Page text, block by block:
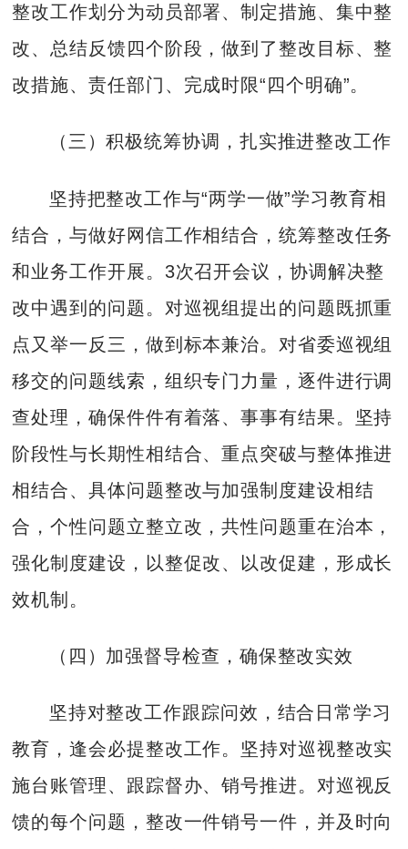
整改工作划分为动员部署、制定措施、集中整
改、总结反馈四个阶段，做到了整改目标、整
改措施、责任部门、完成时限“四个明确”。
（三）积极统筹协调，扎实推进整改工作
坚持把整改工作与“两学一做”学习教育相
结合，与做好网信工作相结合，统筹整改任务
和业务工作开展。3次召开会议，协调解决整
改中遇到的问题。对巡视组提出的问题既抓重
点又举一反三，做到标本兼治。对省委巡视组
移交的问题线索，组织专门力量，逐件进行调
查处理，确保件件有着落、事事有结果。坚持
阶段性与长期性相结合、重点突破与整体推进
相结合、具体问题整改与加强制度建设相结
合，个性问题立整立改，共性问题重在治本，
强化制度建设，以整促改、以改促建，形成长
效机制。
（四）加强督导检查，确保整改实效
坚持对整改工作跟踪问效，结合日常学习
教育，逢会必提整改工作。坚持对巡视整改实
施台账管理、跟踪督办、销号推进。对巡视反
馈的每个问题，整改一件销号一件，并及时向